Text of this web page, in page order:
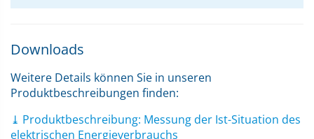
Downloads
Weitere Details können Sie in unseren
Produktbeschreibungen finden:
⤓ Produktbeschreibung: Messung der Ist-Situation des
elektrischen Energieverbrauchs